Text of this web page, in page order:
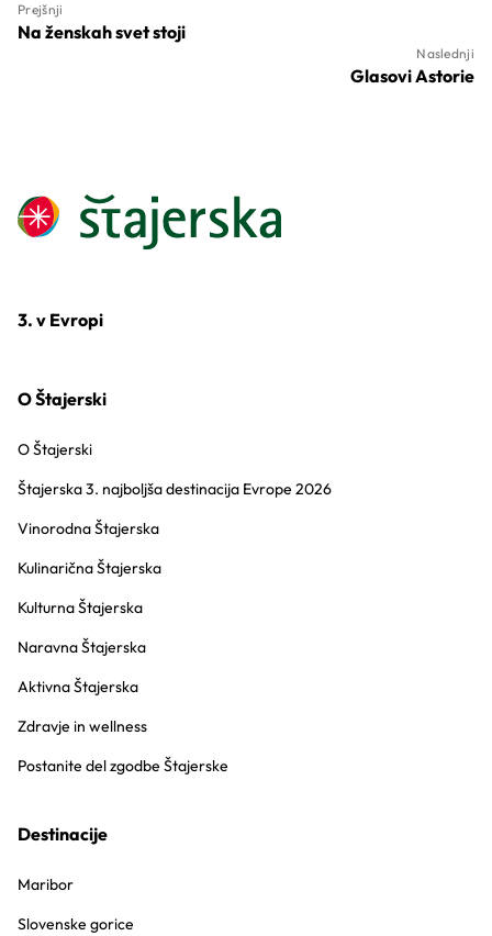
Prejšnji
Na ženskah svet stoji
Naslednji
Glasovi Astorie
3. v Evropi
O Štajerski
O Štajerski
Štajerska 3. najboljša destinacija Evrope 2026
Vinorodna Štajerska
Kulinarična Štajerska
Kulturna Štajerska
Naravna Štajerska
Aktivna Štajerska
Zdravje in wellness
Postanite del zgodbe Štajerske
Destinacije
Maribor
Slovenske gorice